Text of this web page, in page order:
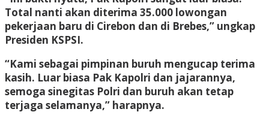
Total nanti akan diterima 35.000 lowongan
pekerjaan baru di Cirebon dan di Brebes,” ungkap
Presiden KSPSI.
“Kami sebagai pimpinan buruh mengucap terima
kasih. Luar biasa Pak Kapolri dan jajarannya,
semoga sinegitas Polri dan buruh akan tetap
terjaga selamanya,” harapnya.